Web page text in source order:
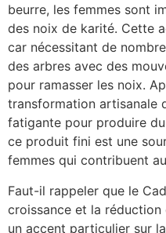
beurre, les femmes sont
des noix de karité. Cette
car nécessitant de
des arbres avec des
pour ramasser les noix.
transformation artisanale
fatigante pour produire
ce produit fini est une
femmes qui contribuent
Faut-il rappeler que le
croissance et la réduction
un accent particulier sur